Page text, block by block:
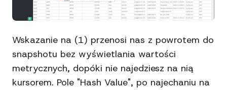
Wskazanie na (1) przenosi nas z powrotem do
snapshotu bez wyświetlania wartości
metrycznych, dopóki nie najedziesz na nią
kursorem. Pole "Hash Value", po najechaniu na